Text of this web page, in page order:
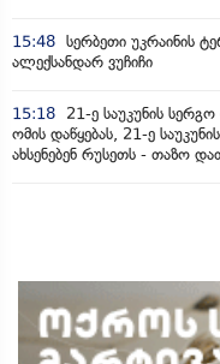
15:48 სერბეთი უკრაინის
ალექსანდარ ვუჩიჩი
15:18
21-ე საუკუნის
ომის დაწყებას, 21-ე
ახსენებენ რუსეთს - თაზო